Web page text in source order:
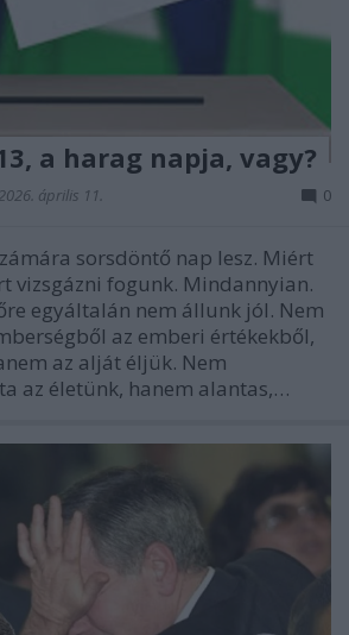
a harag napja, vagy?
április 11. 0
sorsdöntő nap lesz. Miért
vizsgázni fogunk. Mindannyian.
egyáltalán nem állunk jól. Nem
az emberi értékekből,
az alját éljük. Nem
az életünk, hanem alantas,…